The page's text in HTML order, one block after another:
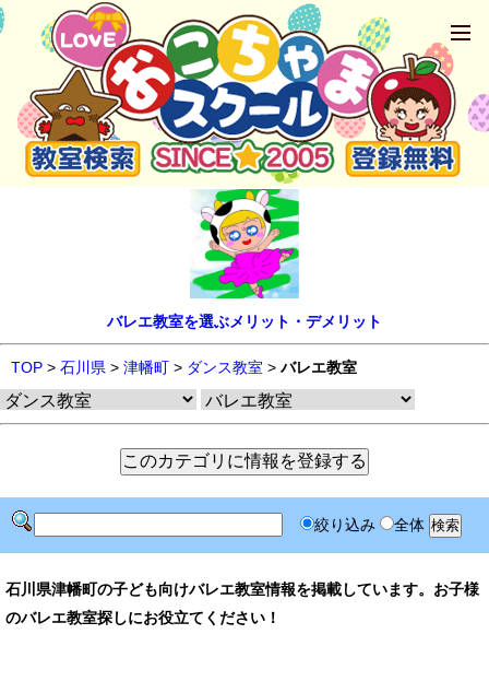
バレエ教室を選ぶメリット・デメリット
TOP > 石川県 > 津幡町 > ダンス教室 > バレエ教室
絞り込み 全体
石川県津幡町の子ども向けバレエ教室情報を掲載しています。お子様
のバレエ教室探しにお役立てください！